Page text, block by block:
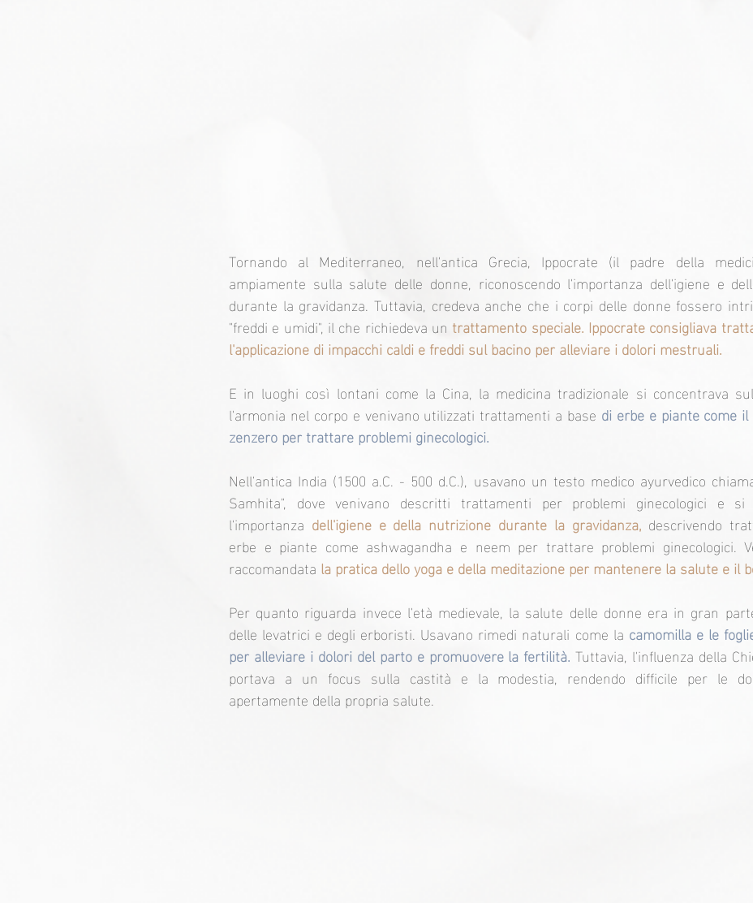
Tornando al Mediterraneo, nell'antica Grecia, Ippocrate (il padre della
ampiamente sulla salute delle donne, riconoscendo l'importanza dell'igiene e
durante la gravidanza. Tuttavia, credeva anche che i corpi delle donne fossero
"freddi e umidi", il che richiedeva un trattamento speciale. Ippocrate consigliava
l'applicazione di impacchi caldi e freddi sul bacino per alleviare i dolori mestruali.
E in luoghi così lontani come la Cina, la medicina tradizionale si concentrava
l'armonia nel corpo e venivano utilizzati trattamenti a base di erbe e piante come
zenzero per trattare problemi ginecologici.
Nell'antica India (1500 a.C. - 500 d.C.), usavano un testo medico ayurvedico
Samhita", dove venivano descritti trattamenti per problemi ginecologici e si
l'importanza dell'igiene e della nutrizione durante la gravidanza, descrivendo
erbe e piante come ashwagandha e neem per trattare problemi ginecologici.
raccomandata la pratica dello yoga e della meditazione per mantenere la salute e il
Per quanto riguarda invece l'età medievale, la salute delle donne era in gran
delle levatrici e degli erboristi. Usavano rimedi naturali come la camomilla e le
per alleviare i dolori del parto e promuovere la fertilità. Tuttavia, l'influenza della
portava a un focus sulla castità e la modestia, rendendo difficile per le
apertamente della propria salute.